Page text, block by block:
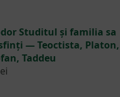
Studitul și familia sa
— Teoctista, Platon,
Taddeu